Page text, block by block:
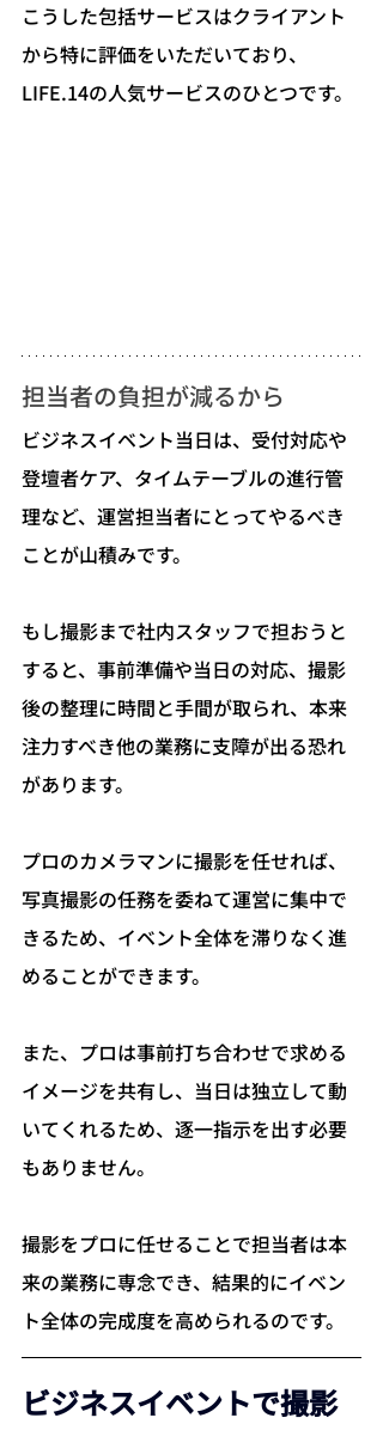
こうした包括サービスはクライアント
から特に評価をいただいており、
LIFE.14の人気サービスのひとつです。
担当者の負担が減るから
ビジネスイベント当日は、受付対応や
登壇者ケア、タイムテーブルの進行管
理など、運営担当者にとってやるべき
ことが山積みです。
もし撮影まで社内スタッフで担おうと
すると、事前準備や当日の対応、撮影
後の整理に時間と手間が取られ、本来
注力すべき他の業務に支障が出る恐れ
があります。
プロのカメラマンに撮影を任せれば、
写真撮影の任務を委ねて運営に集中で
きるため、イベント全体を滞りなく進
めることができます。
また、プロは事前打ち合わせで求める
イメージを共有し、当日は独立して動
いてくれるため、逐一指示を出す必要
もありません。
撮影をプロに任せることで担当者は本
来の業務に専念でき、結果的にイベン
ト全体の完成度を高められるのです。
ビジネスイベントで撮影